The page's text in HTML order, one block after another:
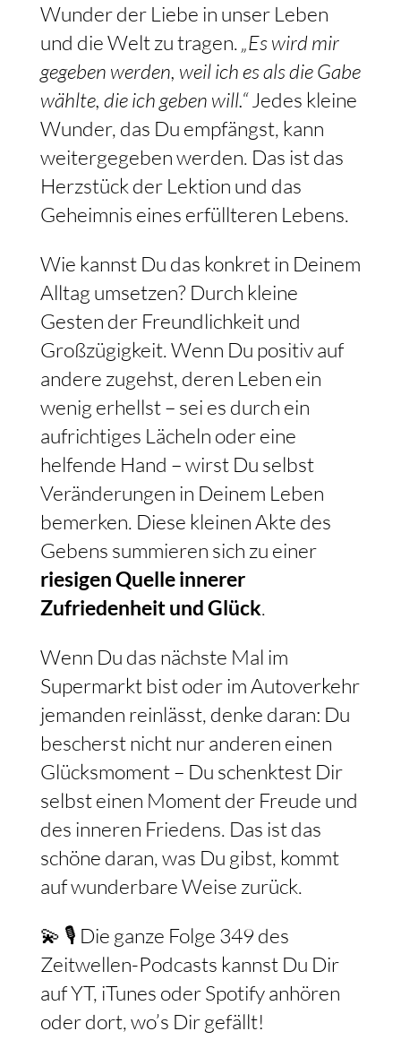
Wunder der Liebe in unser Leben
und die Welt zu tragen. „Es wird mir
gegeben werden, weil ich es als die Gabe
wählte, die ich geben will.“Jedes kleine
Wunder, das Du empfängst, kann
weitergegeben werden. Das ist das
Herzstück der Lektion und das
Geheimnis eines erfüllteren Lebens.
Wie kannst Du das konkret in Deinem
Alltag umsetzen? Durch kleine
Gesten der Freundlichkeit und
Großzügigkeit. Wenn Du positiv auf
andere zugehst, deren Leben ein
wenig erhellst – sei es durch ein
aufrichtiges Lächeln oder eine
helfende Hand – wirst Du selbst
Veränderungen in Deinem Leben
bemerken. Diese kleinen Akte des
Gebens summieren sich zu einer
riesigen Quelle innerer
Zufriedenheit und Glück.
Wenn Du das nächste Mal im
Supermarkt bist oder im Autoverkehr
jemanden reinlässt, denke daran: Du
bescherst nicht nur anderen einen
Glücksmoment – Du schenktest Dir
selbst einen Moment der Freude und
des inneren Friedens. Das ist das
schöne daran, was Du gibst, kommt
auf wunderbare Weise zurück.
💫 🎙️ Die ganze Folge 349 des
Zeitwellen-Podcasts kannst Du Dir
auf YT, iTunes oder Spotify anhören
oder dort, wo’s Dir gefällt!